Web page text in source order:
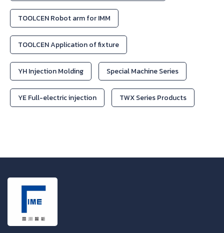
TOOLCEN Robot arm for IMM
TOOLCEN Application of fixture
YH Injection Molding Special Machine Series
YE Full-electric injection TWX Series Products